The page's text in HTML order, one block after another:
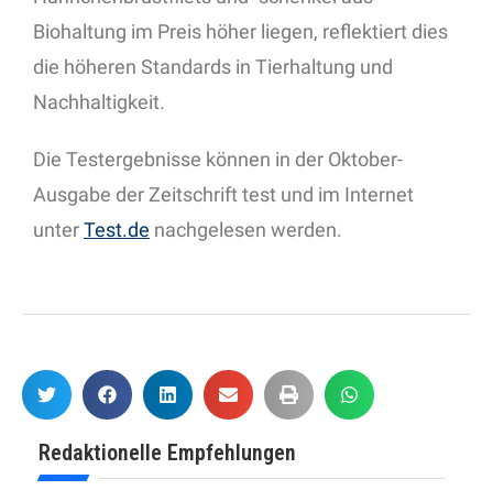
Biohaltung im Preis höher liegen, reflektiert dies
die höheren Standards in Tierhaltung und
Nachhaltigkeit.
Die Testergebnisse können in der Oktober-
Ausgabe der Zeitschrift test und im Internet
unterTest.de nachgelesen werden.
Redaktionelle Empfehlungen